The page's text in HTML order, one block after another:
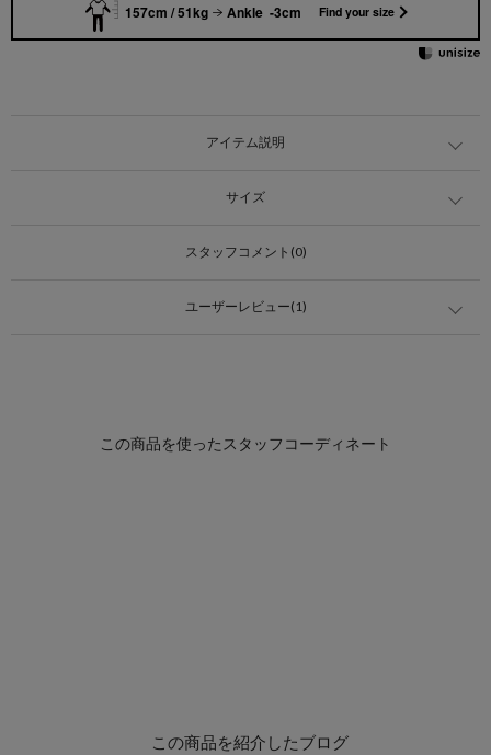
157cm / 51kg Ankle -3cm Find your size
アイテム説明
サイズ
スタッフコメント(0)
ユーザーレビュー(1)
この商品を紹介したブログ